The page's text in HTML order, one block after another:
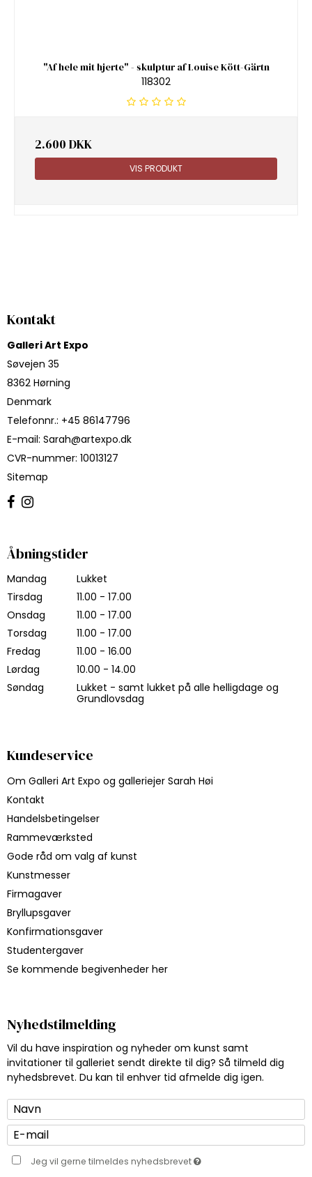
"Af hele mit hjerte" - skulptur af Louise Kött-Gärtn
118302
2.600 DKK
VIS PRODUKT
Kontakt
Galleri Art Expo
Søvejen 35
8362 Hørning
Denmark
Telefonnr.: +45 86147796
E-mail: Sarah@artexpo.dk
CVR-nummer: 10013127
Sitemap
Åbningstider
Mandag
Lukket
Tirsdag
11.00 - 17.00
Onsdag
11.00 - 17.00
Torsdag
11.00 - 17.00
Fredag
11.00 - 16.00
Lørdag
10.00 - 14.00
Søndag
Lukket - samt lukket på alle helligdage og
Grundlovsdag
Kundeservice
Om Galleri Art Expo og galleriejer Sarah Høi
Kontakt
Handelsbetingelser
Rammeværksted
Gode råd om valg af kunst
Kunstmesser
Firmagaver
Bryllupsgaver
Konfirmationsgaver
Studentergaver
Se kommende begivenheder her
Nyhedstilmelding
Vil du have inspiration og nyheder om kunst samt
invitationer til galleriet sendt direkte til dig? Så tilmeld dig
nyhedsbrevet. Du kan til enhver tid afmelde dig igen.
Jeg vil gerne tilmeldes nyhedsbrevet